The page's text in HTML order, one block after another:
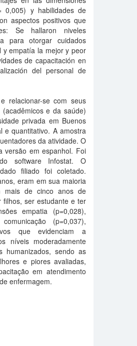
y habilidades de
aspectos positivos que
Se hallaron niveles
para otorgar cuidados
y empatía la mejor y peor
de capacitación en
del personal de
relacionar-se com seus
e da saúde)
privada em Buenos
e quantitativo. A amostra
da atividade. O
versão em espanhol. Foi
software Infostat. O
filiado foi coletado.
eram em sua maioria
mais de cinco anos de
filhos, ser estudante e ter
empatia (p=0,028),
(p=0,037),
que evidenciam a
níveis moderadamente
humanizados, sendo as
e piores avaliadas,
em atendimento
enfermagem.